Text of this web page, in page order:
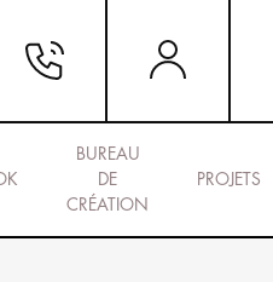
BUREAU
DE
CRÉATION
PROJETS